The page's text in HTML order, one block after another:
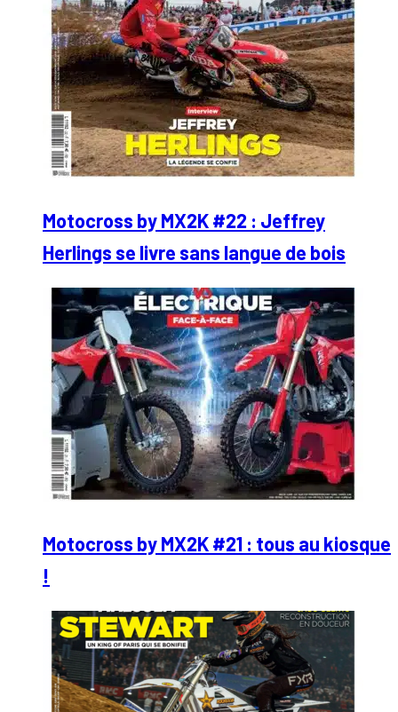
Motocross by MX2K #22 : Jeffrey
Herlings se livre sans langue de bois
Motocross by MX2K #21 : tous au kiosque
!